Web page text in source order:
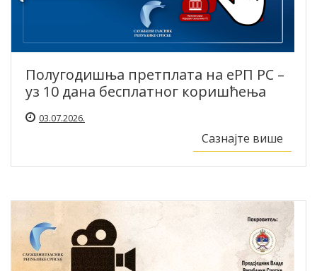
Полугодишња претплата на еРП РС –
уз 10 дана бесплатног коришћења
03.07.2026.
Сазнајте више